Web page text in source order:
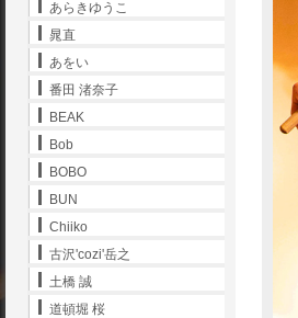
あらきゆうこ
晁直
あをい
番田 渚奈子
BEAK
Bob
BOBO
BUN
Chiiko
古沢'cozi'岳之
土橋 誠
道頓堀 桜